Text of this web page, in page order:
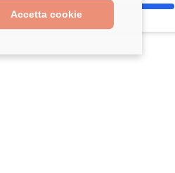
Accetta cookie